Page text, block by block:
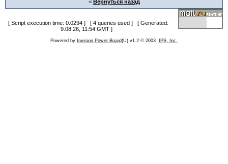
< Вернуться назад
[ Script execution time: 0.0294 ] [ 4 queries used ] [ Generated:
9.08.26, 11:54 GMT ]
Powered by Invision Power Board(U) v1.2 © 2003 IPS, Inc.